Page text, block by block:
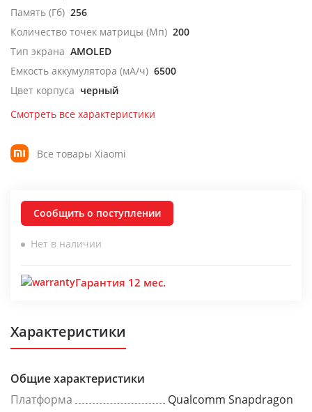
Память (Гб) 256
Количество точек матрицы (Мп) 200
Тип экрана AMOLED
Емкость аккумулятора (мА/ч) 6500
Цвет корпуса черный
Смотреть все характеристики
Все товары Xiaomi
Сообщить о поступлении
Нет в наличии
Гарантия 12 мес.
Характеристики
Общие характеристики
Платформа
Qualcomm Snapdragon